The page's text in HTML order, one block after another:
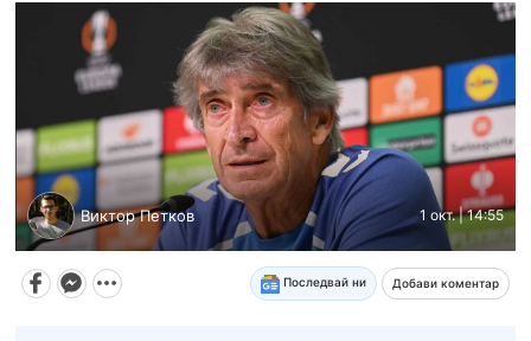
Виктор Петков 1 окт. | 14:55
Последвай ни Добави коментар